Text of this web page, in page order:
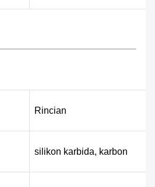
Rincian
silikon karbida, karbon